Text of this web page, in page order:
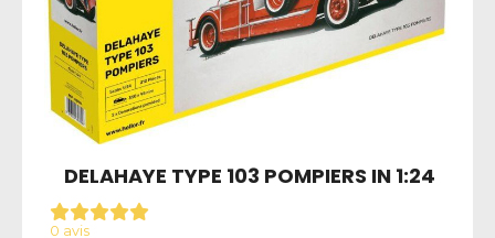
DELAHAYE TYPE 103 POMPIERS IN 1:24
0 avis